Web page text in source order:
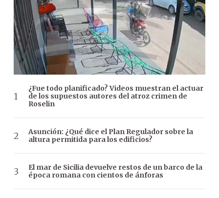
¿Fue todo planificado? Videos muestran el actuar
de los supuestos autores del atroz crimen de
Roselin
Asunción: ¿Qué dice el Plan Regulador sobre la
altura permitida para los edificios?
El mar de Sicilia devuelve restos de un barco de la
época romana con cientos de ánforas